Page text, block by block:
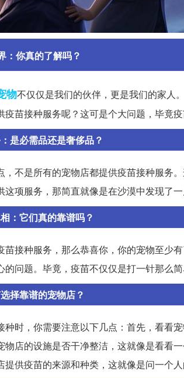
：你真的了解吗？
物不仅仅是我们的伙伴，更是我们的家人
苗接种服务呢？这可是个大问题，毕竟
是必需品还是奢侈品？
，不是所有的宠物店都提供疫苗接种服务
项服务，那简直就像是在沙漠中发现了一
：它们真的靠谱吗？
苗接种服务，那么恭喜你，你的宠物至少
问题。毕竟，疫苗不仅仅是打一针那么
择靠谱的宠物店？
种时，你需要注意以下几点：首先，看看
物店的设施是否干净整洁，这就像是看看
供疫苗的来源和种类，这就像是问一个